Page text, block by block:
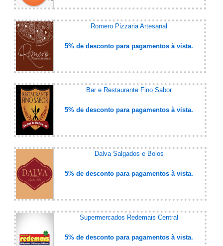
Romero Pizzaria Artesanal
5% de desconto para pagamentos à vista.
Bar e Restaurante Fino Sabor
5% de desconto para pagamentos à vista.
Dalva Salgados e Bolos
5% de desconto para pagamentos à vista.
Supermercados Redemais Central
5% de desconto para pagamentos à vista.